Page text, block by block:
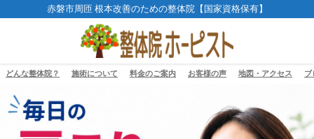
赤磐市周匝 根本改善のための整体院【国家資格保有】
どんな整体院？ 施術について 料金のご案内 お客様の声 地図・アクセス ブ